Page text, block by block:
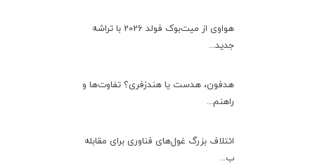
هواوی از میت‌بوک فولد 2026 با تراشه
جدید...
هدفون، هدست یا هندزفری؟ تفاوت‌ها و
راهنم...
ائتلاف بزرگ غول‌های فناوری برای مقابله
ب...